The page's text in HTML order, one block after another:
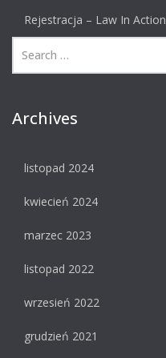
Rejestracja – Law In Action
Archives
listopad 2024
kwiecień 2024
marzec 2023
listopad 2022
wrzesień 2022
grudzień 2021